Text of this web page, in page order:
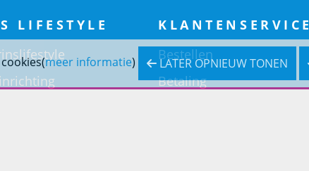
meer informatie) LATER OPNIEUW TONEN
LIFESTYLE KLANTENSERVICE
Bestellen
Betaling